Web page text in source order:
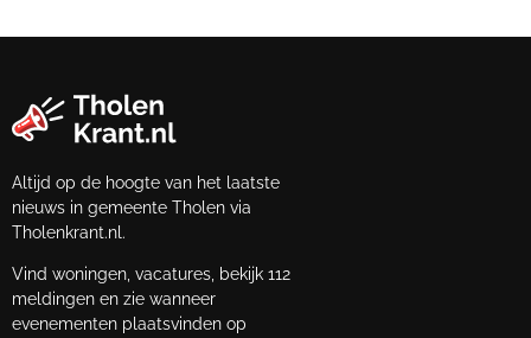
Altijd op de hoogte van het laatste
nieuws in gemeente Tholen via
Tholenkrant.nl.
Vind woningen, vacatures, bekijk 112
meldingen en zie wanneer
evenementen plaatsvinden op